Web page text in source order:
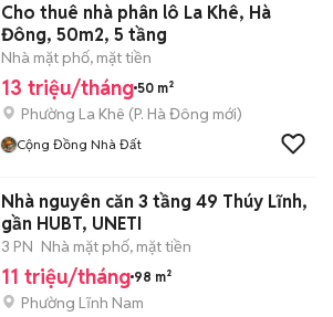
Cho thuê nhà phân lô La Khê, Hà
Đông, 50m2, 5 tầng
Nhà mặt phố, mặt tiền
13 triệu/tháng 50 m²
Phường La Khê (P. Hà Đông mới)
Cộng Đồng Nhà Đất
Nhà nguyên căn 3 tầng 49 Thúy Lĩnh,
gần HUBT, UNETI
3 PN Nhà mặt phố, mặt tiền
11 triệu/tháng 98 m²
Phường Lĩnh Nam